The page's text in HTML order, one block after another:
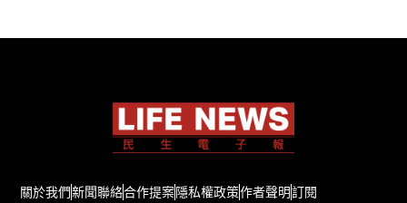
關於我們新聞聯絡合作提案隱私權政策作者聲明訂閱